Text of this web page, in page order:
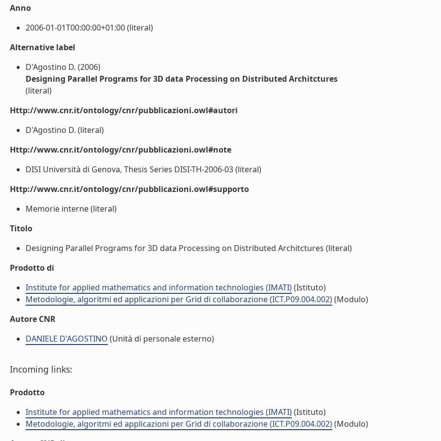
Anno
2006-01-01T00:00:00+01:00 (literal)
Alternative label
D'Agostino D. (2006)
Designing Parallel Programs for 3D data Processing on Distributed Architctures
(literal)
Http://www.cnr.it/ontology/cnr/pubblicazioni.owl#autori
D'Agostino D. (literal)
Http://www.cnr.it/ontology/cnr/pubblicazioni.owl#note
DISI Università di Genova, Thesis Series DISI-TH-2006-03 (literal)
Http://www.cnr.it/ontology/cnr/pubblicazioni.owl#supporto
Memorie interne (literal)
Titolo
Designing Parallel Programs for 3D data Processing on Distributed Architctures (literal)
Prodotto di
Institute for applied mathematics and information technologies (IMATI)(Istituto)
Metodologie, algoritmi ed applicazioni per Grid di collaborazione (ICT.P09.004.002)(Modulo)
Autore CNR
DANIELE D'AGOSTINO (Unità di personale esterno)
Incoming links:
Prodotto
Institute for applied mathematics and information technologies (IMATI)(Istituto)
Metodologie, algoritmi ed applicazioni per Grid di collaborazione (ICT.P09.004.002)(Modulo)